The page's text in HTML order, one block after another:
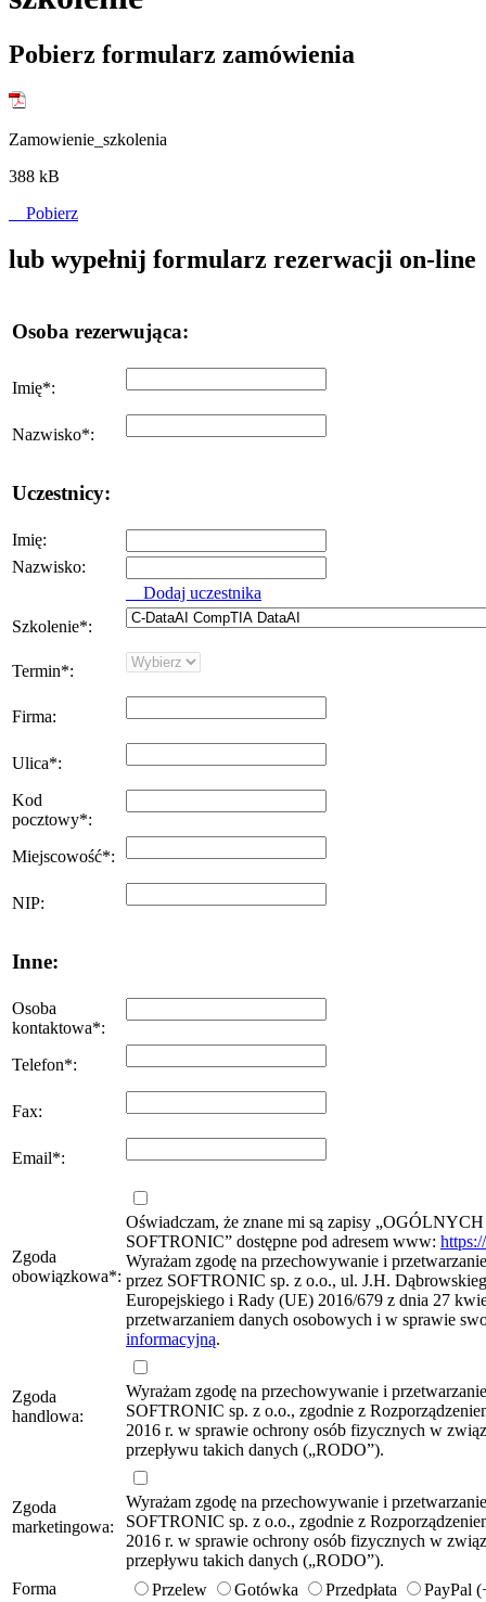
Pobierz formularz zamówienia
Zamowienie_szkolenia
388 kB
Pobierz
lub wypełnij formularz rezerwacji on-line
Osoba rezerwująca:
Imię*:
Nazwisko*:
Uczestnicy:
Imię:
Nazwisko:
Dodaj uczestnika
Szkolenie*:
Termin*:
Firma:
Ulica*:
Kod
pocztowy*:
Miejscowość*:
NIP:
Inne:
Osoba
kontaktowa*:
Telefon*:
Fax:
Email*:
Zgoda
obowiązkowa*:
Oświadczam, że znane mi są zapisy
SOFTRONIC” dostępne pod adresem www:
Wyrażam zgodę na przechowywanie i
przez SOFTRONIC sp. z o.o., ul. J.H.
Europejskiego i Rady (UE) 2016/679 z dnia 27
przetwarzaniem danych osobowych i w sprawie
informacyjną.
Zgoda
handlowa:
Wyrażam zgodę na przechowywanie i
SOFTRONIC sp. z o.o., zgodnie z
2016 r. w sprawie ochrony osób fizycznych w
przepływu takich danych („RODO”).
Zgoda
marketingowa:
Wyrażam zgodę na przechowywanie i
SOFTRONIC sp. z o.o., zgodnie z
2016 r. w sprawie ochrony osób fizycznych w
przepływu takich danych („RODO”).
Forma
Przelew Gotówka Przedpłata PayPal